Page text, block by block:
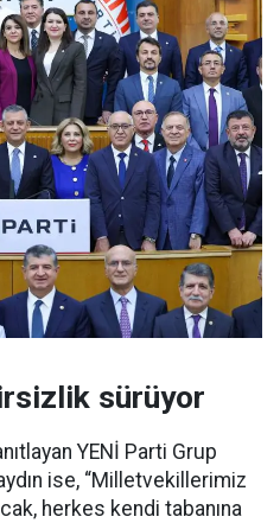
sürüyor
YENİ Parti Grup
ise, “Milletvekillerimiz
herkes kendi tabanına